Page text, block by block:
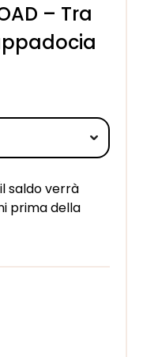
– Tra
saldo verrà
prima della